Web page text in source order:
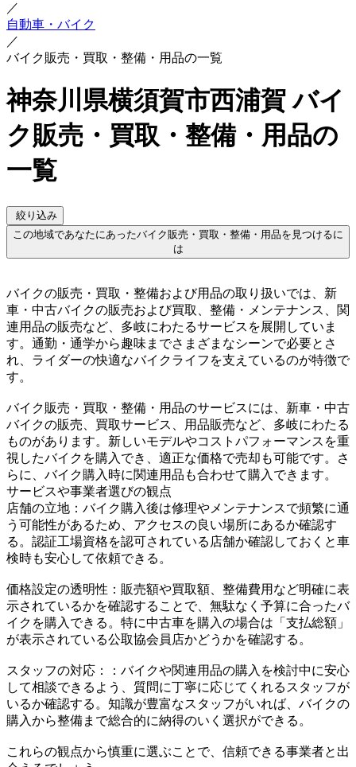
／
自動車・バイク
／
バイク販売・買取・整備・用品の一覧
神奈川県横須賀市西浦賀 バイ
ク販売・買取・整備・用品の
一覧
絞り込み
この地域であなたにあったバイク販売・買取・整備・用品を見つけるに
は
バイクの販売・買取・整備および用品の取り扱いでは、新
車・中古バイクの販売および買取、整備・メンテナンス、関
連用品の販売など、多岐にわたるサービスを展開していま
す。通勤・通学から趣味までさまざまなシーンで必要とさ
れ、ライダーの快適なバイクライフを支えているのが特徴で
す。
バイク販売・買取・整備・用品のサービスには、新車・中古
バイクの販売、買取サービス、用品販売など、多岐にわたる
ものがあります。新しいモデルやコストパフォーマンスを重
視したバイクを購入でき、適正な価格で売却も可能です。さ
らに、バイク購入時に関連用品も合わせて購入できます。
サービスや事業者選びの観点
店舗の立地：バイク購入後は修理やメンテナンスで頻繁に通
う可能性があるため、アクセスの良い場所にあるか確認す
る。認証工場資格を認可されている店舗か確認しておくと車
検時も安心して依頼できる。
価格設定の透明性：販売額や買取額、整備費用など明確に表
示されているかを確認することで、無駄なく予算に合ったバ
イクを購入できる。特に中古車を購入の場合は「支払総額」
が表示されている公取協会員店かどうかを確認する。
スタッフの対応：：バイクや関連用品の購入を検討中に安心
して相談できるよう、質問に丁寧に応じてくれるスタッフが
いるか確認する。知識が豊富なスタッフがいれば、バイクの
購入から整備まで総合的に納得のいく選択ができる。
これらの観点から慎重に選ぶことで、信頼できる事業者と出